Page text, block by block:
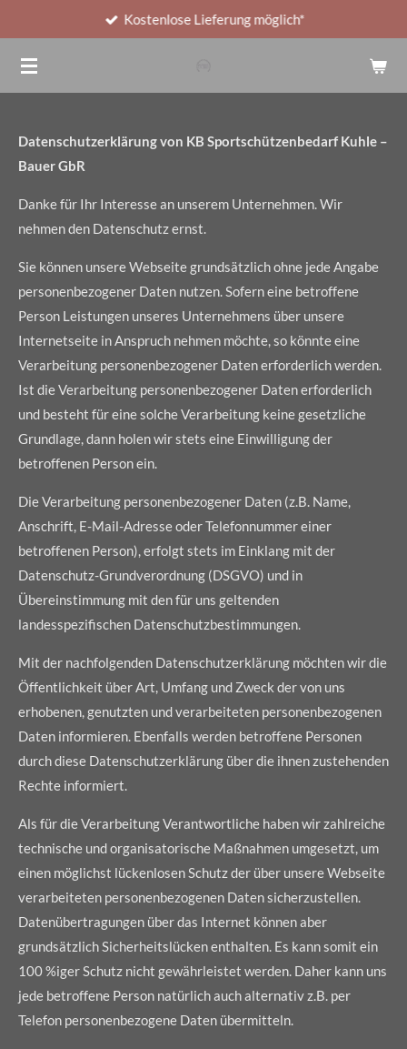
springen
Kostenlose Lieferung möglich*
Datenschutzerklärung von KB Sportschützenbedarf Kuhle –
Bauer GbR
Danke für Ihr Interesse an unserem Unternehmen. Wir
nehmen den Datenschutz ernst.
Sie können unsere Webseite grundsätzlich ohne jede Angabe
personenbezogener Daten nutzen. Sofern eine betroffene
Person Leistungen unseres Unternehmens über unsere
Internetseite in Anspruch nehmen möchte, so könnte eine
Verarbeitung personenbezogener Daten erforderlich werden.
Ist die Verarbeitung personenbezogener Daten erforderlich
und besteht für eine solche Verarbeitung keine gesetzliche
Grundlage, dann holen wir stets eine Einwilligung der
betroffenen Person ein.
Die Verarbeitung personenbezogener Daten (z.B. Name,
Anschrift, E-Mail-Adresse oder Telefonnummer einer
betroffenen Person), erfolgt stets im Einklang mit der
Datenschutz-Grundverordnung (DSGVO) und in
Übereinstimmung mit den für uns geltenden
landesspezifischen Datenschutzbestimmungen.
Mit der nachfolgenden Datenschutzerklärung möchten wir die
Öffentlichkeit über Art, Umfang und Zweck der von uns
erhobenen, genutzten und verarbeiteten personenbezogenen
Daten informieren. Ebenfalls werden betroffene Personen
durch diese Datenschutzerklärung über die ihnen zustehenden
Rechte informiert.
Als für die Verarbeitung Verantwortliche haben wir zahlreiche
technische und organisatorische Maßnahmen umgesetzt, um
einen möglichst lückenlosen Schutz der über unsere Webseite
verarbeiteten personenbezogenen Daten sicherzustellen.
Datenübertragungen über das Internet können aber
grundsätzlich Sicherheitslücken enthalten. Es kann somit ein
100 %iger Schutz nicht gewährleistet werden. Daher kann uns
jede betroffene Person natürlich auch alternativ z.B. per
Telefon personenbezogene Daten übermitteln.